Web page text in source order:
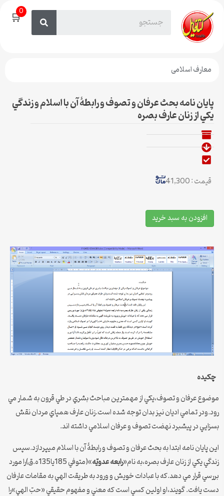
🛒0
معارف اسلامی
پايان نامه بحث عرفان و تصوف و رابطۀ آن با اسلام و زندگي
يكي از زنان عارف بصره
قیمت : 41,300
افزودن به سبد خرید
چكيده
موضوع عرفان و تصوف،يكي از مهمترين مباحث بشري در طي قرون به شمار مي
رود.ودر تمامي اديان نيز بدان توجه شده است.زنان عارف همپاي مردان نقش
بسزايي در پيشبرد نهضت تصوف و عرفان اسلامي داشته اند.
اين پايان نامه ابتدا به بحث عرفان و تصوف و رابطۀ آن با اسلام ميپردازد.سپس
زندگي يكي از زنان عارف بصره،به نام«رابعه عدويّه
»(متوفي 185يا135ه.ق)را مورد
بررسي قرار مي دهد.كه با عبادات خويش و ورود به طريقت الهي به مقامات عارفان
دست يافت. گويند،او اولين كسي است كه معني و مفهوم حقيقي «حبّ الهي»را